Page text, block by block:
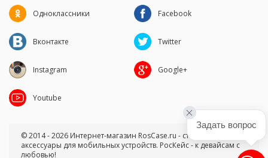
Одноклассники Facebook
Вконтакте Twitter
Instagram Google+
Youtube
© 2014 - 2026 Интернет-магазин RosCase.ru - стильные чехлы и
аксессуары для мобильных устройств. РосКейс - к девайсам с
любовью!
Задать вопрос